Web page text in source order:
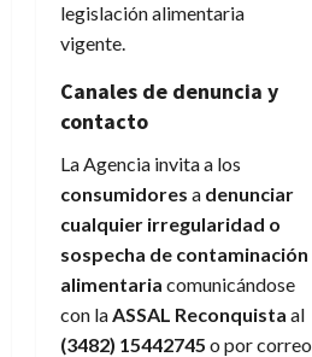
legislación alimentaria
vigente.
Canales de denuncia y
contacto
La Agencia invita a los
consumidores a denunciar
cualquier irregularidad o
sospecha de contaminación
alimentaria comunicándose
con laASSAL Reconquista al
(3482) 15442745 o por correo